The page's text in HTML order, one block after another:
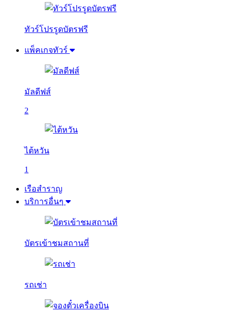
ทัวร์โปรรูดบัตรฟรี
แพ็คเกจทัวร์
มัลดีฟส์
2
ไต้หวัน
1
เรือสำราญ
บริการอื่นๆ
บัตรเข้าชมสถานที่
รถเช่า